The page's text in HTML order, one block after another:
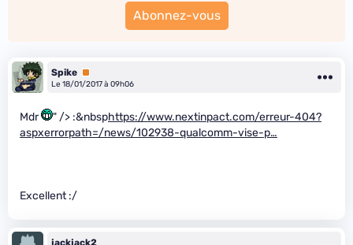
Abonnez-vous
Spike Premium
Le 18/01/2017 à 09h06
Mdr " /> :&nbsphttps://www.nextinpact.com/erreur-404?
aspxerrorpath=/news/102938-qualcomm-vise-p…
Excellent :/
jackjack2